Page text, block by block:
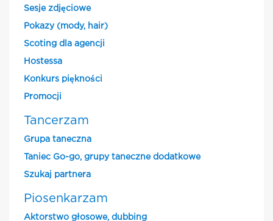
Sesje zdjęciowe
Pokazy (mody, hair)
Scoting dla agencji
Hostessa
Konkurs piękności
Promocji
Tancerzam
Grupa taneczna
Taniec Go-go, grupy taneczne dodatkowe
Szukaj partnera
Piosenkarzam
Aktorstwo głosowe, dubbing